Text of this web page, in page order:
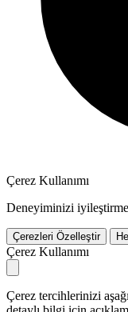
Çerez Kullanımı
Deneyiminizi
Çerezleri Özelleştir
Çerez Kullanımı
Çerez tercihlerinizi